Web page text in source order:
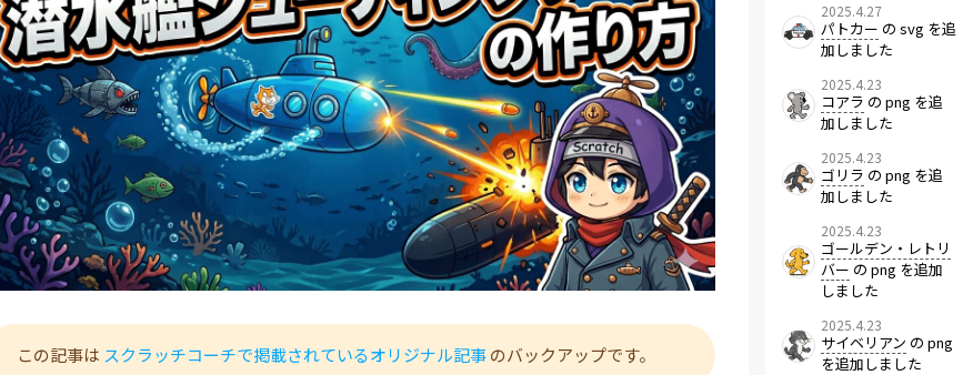
この記事は スクラッチコーチで掲載されているオリジナル記事のバックアップです。
2025.4.27
パトカー の svg を追
加しました
2025.4.23
コアラ の png を追
加しました
2025.4.23
ゴリラ の png を追
加しました
2025.4.23
ゴールデン・レトリ
バー の png を追加
しました
2025.4.23
サイベリアン の png
を追加しました